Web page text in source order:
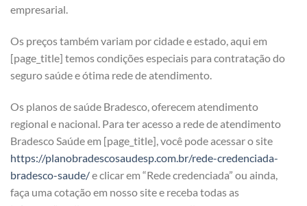
empresarial.
Os preços também variam por cidade e estado, aqui em
[page_title] temos condições especiais para contratação do
seguro saúde e ótima rede de atendimento.
Os planos de saúde Bradesco, oferecem atendimento
regional e nacional. Para ter acesso a rede de atendimento
Bradesco Saúde em [page_title], você pode acessar o site
https://planobradescosaudesp.com.br/rede-credenciada-
bradesco-saude/e clicar em “Rede credenciada” ou ainda,
faça uma cotação em nosso site e receba todas as